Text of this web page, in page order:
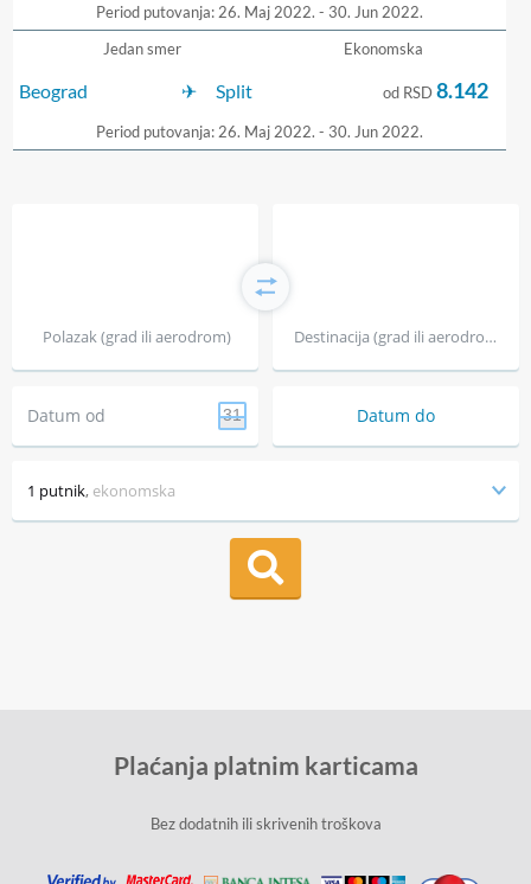
Period putovanja: 26. Maj 2022. - 30. Jun 2022.
Jedan smer
Beograd Split
Ekonomska
Period putovanja: 26. Maj 2022. - 30. Jun 2022.
od RSD8.142
Polazak (grad ili aerodrom) Destinacija (grad ili aerodrom)
Datum od 31 Datum do
1 putnik, ekonomska
Plaćanja platnim karticama
Bez dodatnih ili skrivenih troškova